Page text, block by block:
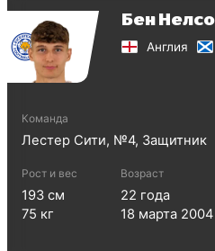
Бен
Англия
Команда
Лестер Сити, №4, Защитник
Рост и вес
193 см
75 кг
Возраст
22 года
18 марта 2004